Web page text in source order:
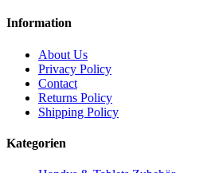
Information
About Us
Privacy Policy
Contact
Returns Policy
Shipping Policy
Kategorien